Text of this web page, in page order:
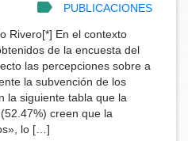
PUBLICACIONES
Rivero[*] En el contexto
de la encuesta del
las percepciones sobre a
la subvención de los
la siguiente tabla que la
creen que la
lo […]